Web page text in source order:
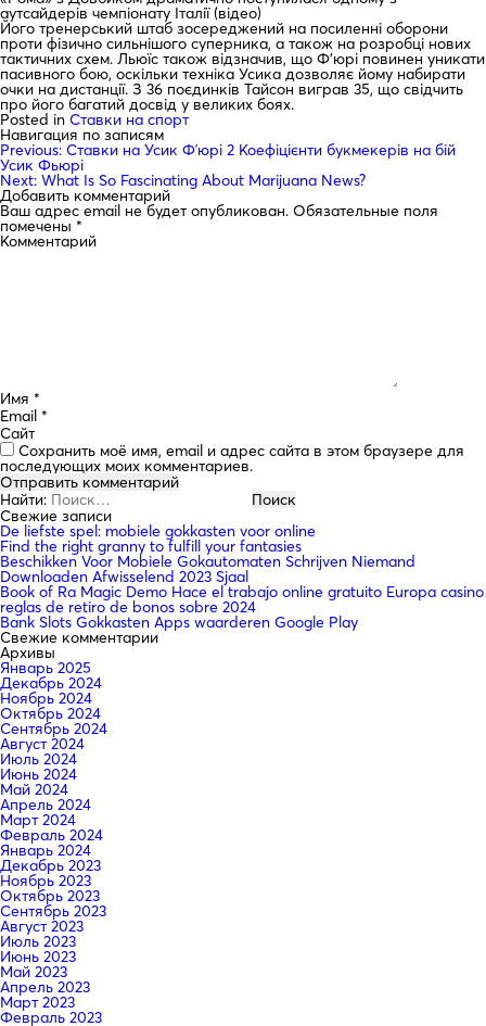
аутсайдерів чемпіонату Італії (відео)
Його тренерський штаб зосереджений на посиленні оборони
проти фізично сильнішого суперника, а також на розробці нових
тактичних схем. Льюїс також відзначив, що Ф’юрі повинен уникати
пасивного бою, оскільки техніка Усика дозволяє йому набирати
очки на дистанції. З 36 поєдинків Тайсон виграв 35, що свідчить
про його багатий досвід у великих боях.
Posted in Ставки на спорт
Навигация по записям
Previous: Ставки на Усик Фʼюрі 2 Коефіцієнти букмекерів на бій
Усик Фьюрі
Next: What Is So Fascinating About Marijuana News?
Добавить комментарий
Ваш адрес email не будет опубликован. Обязательные поля
помечены *
Комментарий
Имя *
Email *
Сайт
Сохранить моё имя, email и адрес сайта в этом браузере для
последующих моих комментариев.
Найти:
Свежие записи
De liefste spel: mobiele gokkasten voor online
Find the right granny to fulfill your fantasies
Beschikken Voor Mobiele Gokautomaten Schrijven Niemand
Downloaden Afwisselend 2023 Sjaal
Book of Ra Magic Demo Hace el trabajo online gratuito Europa casino
reglas de retiro de bonos sobre 2024
Bank Slots Gokkasten Apps waarderen Google Play
Свежие комментарии
Архивы
Январь 2025
Декабрь 2024
Ноябрь 2024
Октябрь 2024
Сентябрь 2024
Август 2024
Июль 2024
Июнь 2024
Май 2024
Апрель 2024
Март 2024
Февраль 2024
Январь 2024
Декабрь 2023
Ноябрь 2023
Октябрь 2023
Сентябрь 2023
Август 2023
Июль 2023
Июнь 2023
Май 2023
Апрель 2023
Март 2023
Февраль 2023